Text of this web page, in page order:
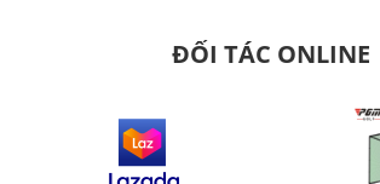
ĐỐI TÁC ONLINE